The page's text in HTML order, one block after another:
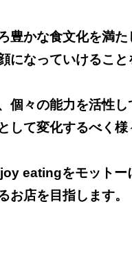
豊かな食文化を満た
になっていけること
個々の能力を活性し
して変化するべく様
eatingをモットー
お店を目指します。